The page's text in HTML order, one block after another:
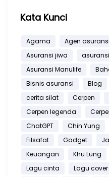
Kata Kunci
Agama Agen asuransi
Asuransi jiwa
Asuransi Manulife
Bisnis asuransi
Blog
cerita silat
Cerpen
Cerpen legenda
ChatGPT
Chin Yung
Filsafat
Gadget
Keuangan
Khu Lung
Lagu cinta
Lagu cover